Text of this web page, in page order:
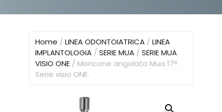
Home / LINEA ODONTOIATRICA/ LINEA
IMPLANTOLOGIA/ SERIE MUA/ SERIE MUA
VISIO ONE/ Moncone angolato Mua 17°.
Serie visio ONE.